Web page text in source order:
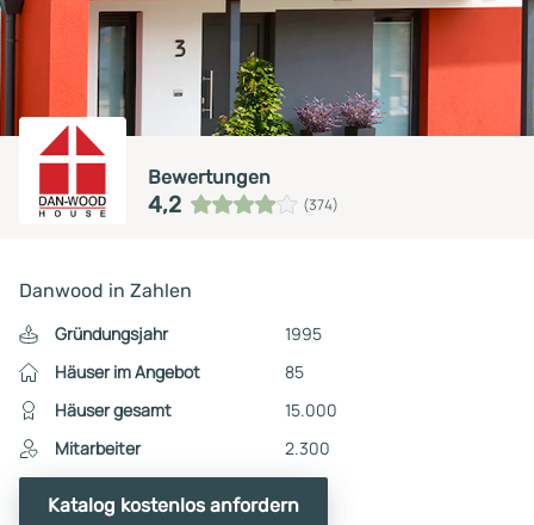
Bewertungen
4,2 (374)
Danwood in Zahlen
Gründungsjahr
1995
Häuser im Angebot
85
Häuser gesamt
15.000
Mitarbeiter
2.300
Katalog kostenlos anfordern